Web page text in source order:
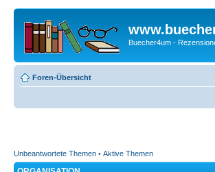
Buecher4um -
Foren-Übersicht
Unbeantwortete Themen • Aktive Themen